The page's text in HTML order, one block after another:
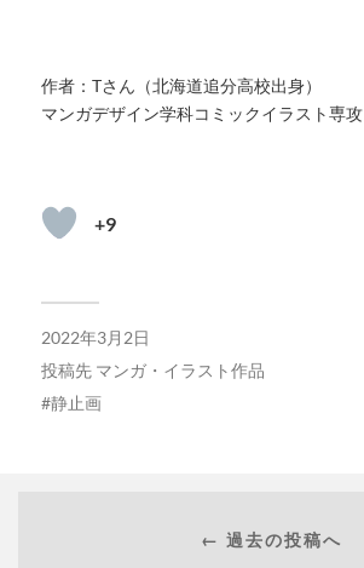
作者：Tさん（北海道追分高校出身）
マンガデザイン学科コミックイラスト専攻
+9
2022年3月2日
投稿先 マンガ・イラスト作品
静止画
← 過去の投稿へ